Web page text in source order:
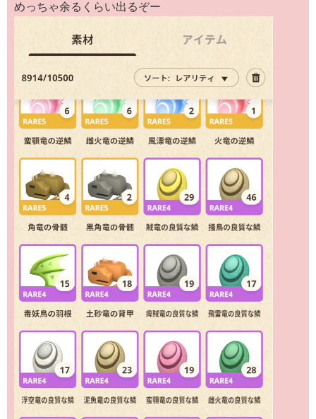
めっちゃ余るくらい出るぞー